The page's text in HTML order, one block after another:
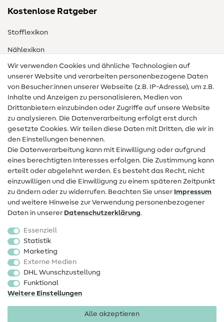
Kostenlose Ratgeber
Stofflexikon
Nählexikon
Nähanleitungen
Hilfe & Kontakt
Kontakt
Infos zum Betreiberwechsel
Widerrufsrecht
Beliebt
Stoffe
Sale
Schnittmuster
Wir verwenden Cookies und ähnliche Technologien auf
unserer Website und verarbeiten personenbezogene Daten
von Besucher:innen unserer Webseite (z.B. IP-Adresse), um z.B.
Inhalte und Anzeigen zu personalisieren, Medien von
Drittanbietern einzubinden oder Zugriffe auf unsere Website
zu analysieren. Die Datenverarbeitung erfolgt erst durch
gesetzte Cookies. Wir teilen diese Daten mit Dritten, die wir in
den Einstellungen benennen.
Die Datenverarbeitung kann mit Einwilligung oder aufgrund
eines berechtigten Interesses erfolgen. Die Zustimmung kann
erteilt oder abgelehnt werden. Es besteht das Recht, nicht
einzuwilligen und die Einwilligung zu einem späteren Zeitpunkt
zu ändern oder zu widerrufen. Beachten Sie unser Impressum
und weitere Hinweise zur Verwendung personenbezogener
Daten in unserer Daten­schutz­erklärung.
Essenziell
Statistik
Marketing
Externe Medien
DHL Wunschzustellung
Funktional
Weitere Einstellungen
Alle akzeptieren